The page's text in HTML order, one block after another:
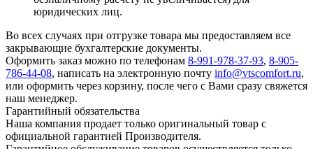
юридических лиц.
Во всех случаях при отгрузке товара мы предоставляем все
закрывающие бухгалтерские документы.
Оформить заказ можно по телефонам 8-991-978-37-93, 8-905-
786-44-08, написать на электронную почту info@vtscomfort.ru,
или оформить через корзину, после чего с Вами сразу свяжется
наш менеджер.
Гарантийный обязательства
Наша компания продает только оригинальный товар с
официальной гарантией Производителя.